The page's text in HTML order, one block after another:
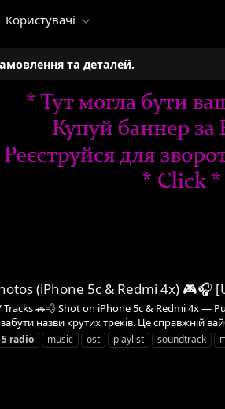
Користувачі
та деталей.
(iPhone 5c & Redmi 4x) 🎮🎧
🚗💨 Shot on iPhone 5c & Redmi 4x —
назви крутих треків. Це справжній
5 radio music ost playlist soundtrack